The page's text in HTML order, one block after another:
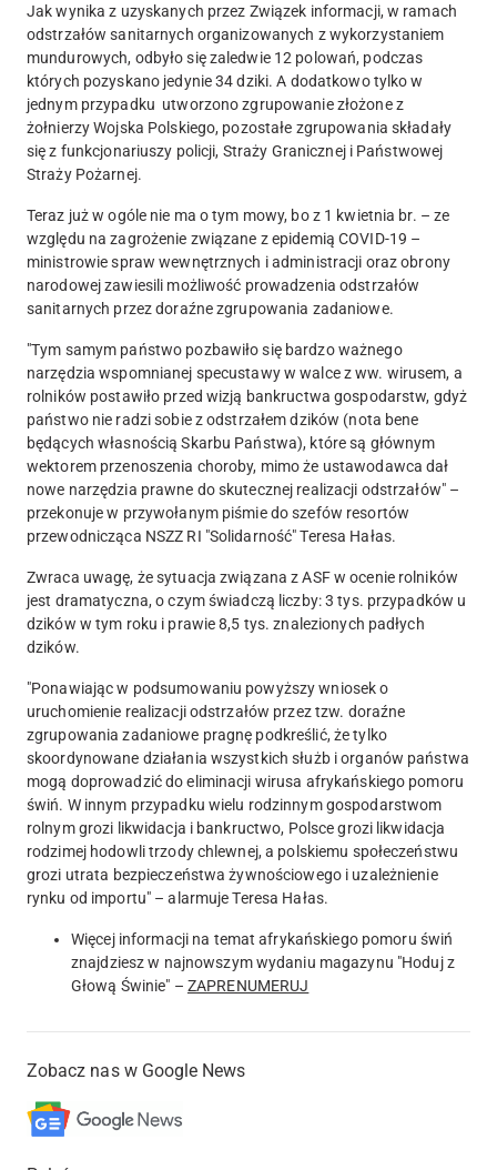
Jak wynika z uzyskanych przez Związek informacji, w ramach
odstrzałów sanitarnych organizowanych z wykorzystaniem
mundurowych, odbyło się zaledwie 12 polowań, podczas
których pozyskano jedynie 34 dziki. A dodatkowo tylko w
jednym przypadku utworzono zgrupowanie złożone z
żołnierzy Wojska Polskiego, pozostałe zgrupowania składały
się z funkcjonariuszy policji, Straży Granicznej i Państwowej
Straży Pożarnej.
Teraz już w ogóle nie ma o tym mowy, bo z 1 kwietnia br. – ze
względu na zagrożenie związane z epidemią COVID-19 –
ministrowie spraw wewnętrznych i administracji oraz obrony
narodowej zawiesili możliwość prowadzenia odstrzałów
sanitarnych przez doraźne zgrupowania zadaniowe.
"Tym samym państwo pozbawiło się bardzo ważnego
narzędzia wspomnianej specustawy w walce z ww. wirusem, a
rolników postawiło przed wizją bankructwa gospodarstw, gdyż
państwo nie radzi sobie z odstrzałem dzików (nota bene
będących własnością Skarbu Państwa), które są głównym
wektorem przenoszenia choroby, mimo że ustawodawca dał
nowe narzędzia prawne do skutecznej realizacji odstrzałów" –
przekonuje w przywołanym piśmie do szefów resortów
przewodnicząca NSZZ RI "Solidarność" Teresa Hałas.
Zwraca uwagę, że sytuacja związana z ASF w ocenie rolników
jest dramatyczna, o czym świadczą liczby: 3 tys. przypadków u
dzików w tym roku i prawie 8,5 tys. znalezionych padłych
dzików.
"Ponawiając w podsumowaniu powyższy wniosek o
uruchomienie realizacji odstrzałów przez tzw. doraźne
zgrupowania zadaniowe pragnę podkreślić, że tylko
skoordynowane działania wszystkich służb i organów państwa
mogą doprowadzić do eliminacji wirusa afrykańskiego pomoru
świń. W innym przypadku wielu rodzinnym gospodarstwom
rolnym grozi likwidacja i bankructwo, Polsce grozi likwidacja
rodzimej hodowli trzody chlewnej, a polskiemu społeczeństwu
grozi utrata bezpieczeństwa żywnościowego i uzależnienie
rynku od importu" – alarmuje Teresa Hałas.
Więcej informacji na temat afrykańskiego pomoru świń
znajdziesz w najnowszym wydaniu magazynu "Hoduj z
Głową Świnie" – ZAPRENUMERUJ
Zobacz nas w Google News